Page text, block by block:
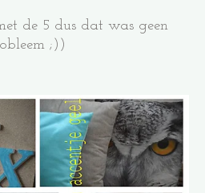
de 5 dus dat was geen
;))